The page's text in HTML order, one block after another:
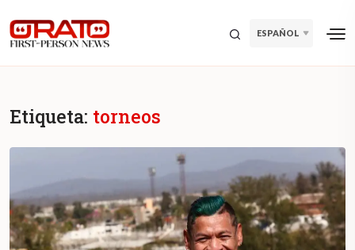
ESPAÑOL
Etiqueta: torneos